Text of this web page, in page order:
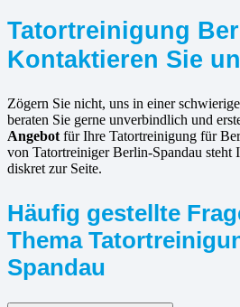
Tatortreinigung
Kontaktieren Sie
Zögern Sie nicht, uns in einer
beraten Sie gerne unverbindlich und
Angebot für Ihre Tatortreinigung für
von Tatortreiniger Berlin-Spandau steht
diskret zur Seite.
Häufig gestellte
Thema
Spandau